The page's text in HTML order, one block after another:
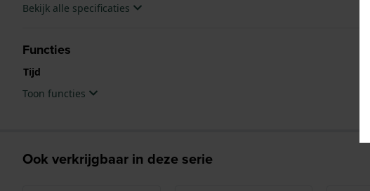
Bekijk alle specificaties
Functies
Tijd
Toon functies
Ook verkrijgbaar in deze serie